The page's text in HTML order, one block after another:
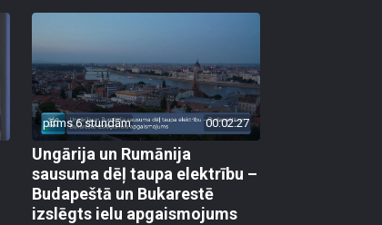
pirms 6 stundām 00:02:27
Ungārija un Rumānija
sausuma dēļ taupa elektrību –
Budapeštā un Bukarestē
izslēgts ielu apgaismojums